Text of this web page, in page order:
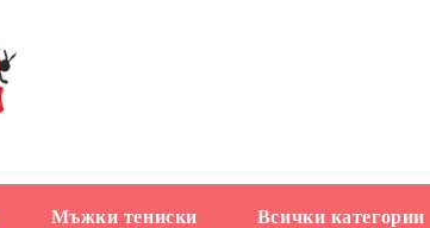
Мъжки тениски Всички категории